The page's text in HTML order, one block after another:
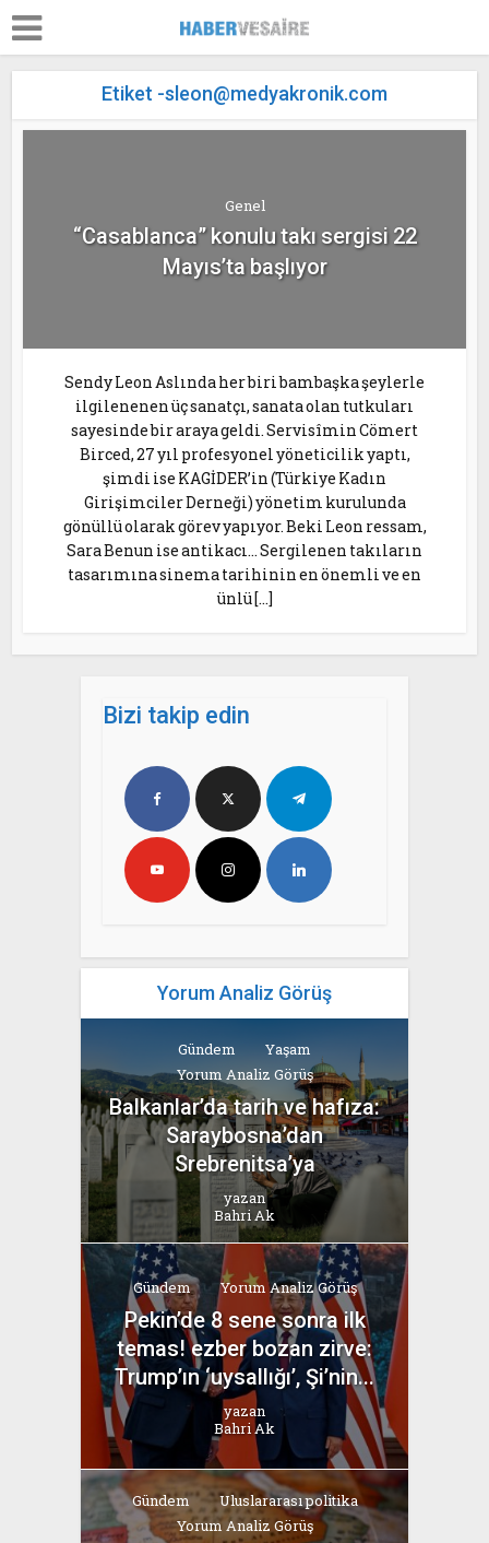
Etiket -sleon@medyakronik.com
Genel
“Casablanca” konulu takı sergisi 22
Mayıs’ta başlıyor
Sendy Leon Aslında her biri bambaşka şeylerle
ilgilenenen üç sanatçı, sanata olan tutkuları
sayesinde bir araya geldi. Servisîmin Cömert
Birced, 27 yıl profesyonel yöneticilik yaptı,
şimdi ise KAGİDER’in (Türkiye Kadın
Girişimciler Derneği) yönetim kurulunda
gönüllü olarak görev yapıyor. Beki Leon ressam,
Sara Benun ise antikacı… Sergilenen takıların
tasarımına sinema tarihinin en önemli ve en
ünlü […]
Bizi takip edin
Yorum Analiz Görüş
Gündem
Yaşam
Yorum Analiz Görüş
Balkanlar’da tarih ve hafıza:
Saraybosna’dan
Srebrenitsa’ya
yazan
Bahri Ak
Gündem Yorum Analiz Görüş
Pekin’de 8 sene sonra ilk
temas! ezber bozan zirve:
Trump’ın ‘uysallığı’, Şi’nin...
yazan
Bahri Ak
Gündem
Uluslararası politika
Yorum Analiz Görüş